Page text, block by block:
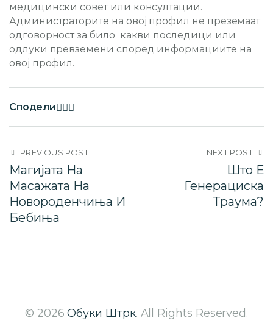
медицински совет или консултации.
Администраторите на овој профил не преземаат
одговорност за било какви последици или
одлуки превземени според информациите на
овој профил.
Сподели
PREVIOUS POST
Магијата На
Масажата На
Новороденчиња И
Бебиња
NEXT POST
Што Е
Генерациска
Траума?
© 2026Обуки Штрк. All Rights Reserved.